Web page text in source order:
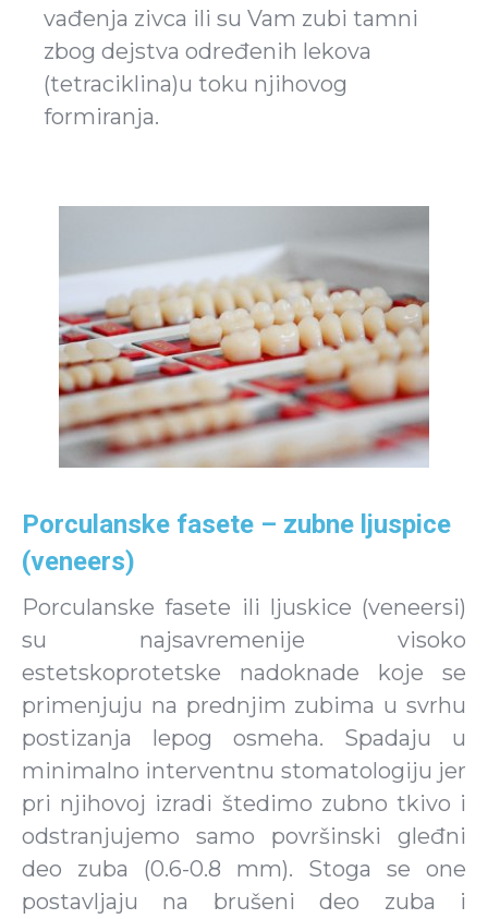
vađenja zivca ili su Vam zubi tamni
zbog dejstva određenih lekova
(tetraciklina)u toku njihovog
formiranja.
Porculanske fasete – zubne ljuspice
(veneers)
Porculanske fasete ili ljuskice (veneersi)
su najsavremenije visoko
estetskoprotetske nadoknade koje se
primenjuju na prednjim zubima u svrhu
postizanja lepog osmeha. Spadaju u
minimalno interventnu stomatologiju jer
pri njihovoj izradi štedimo zubno tkivo i
odstranjujemo samo površinski gleđni
deo zuba (0.6-0.8 mm). Stoga se one
postavljaju na brušeni deo zuba i